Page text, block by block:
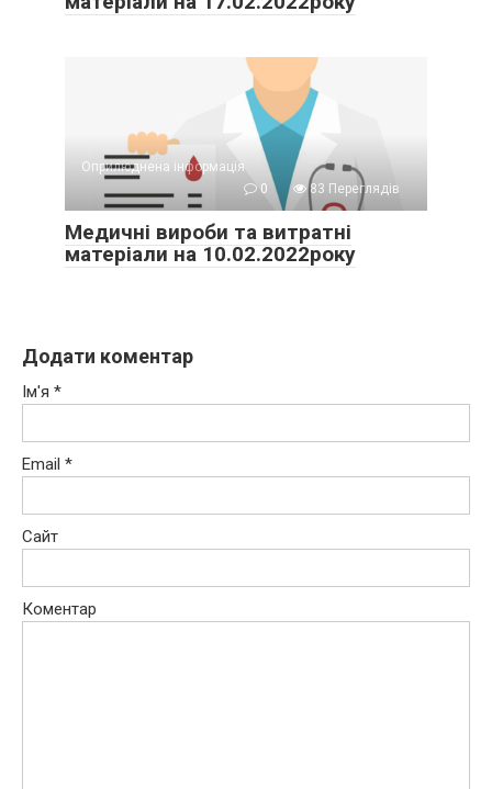
Оприлюднена інформація
0
83 Переглядів
Медичні вироби та витратні
матеріали на 10.02.2022року
Додати коментар
Ім'я *
Email *
Сайт
Коментар